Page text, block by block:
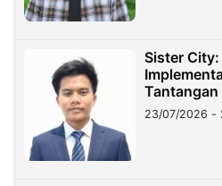
Sister
Tantangan
23/07/2026 -